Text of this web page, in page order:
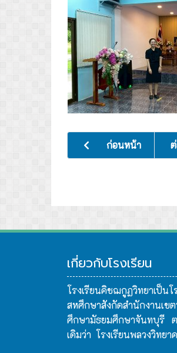
เนื้อหาก่อนหน้า: พิธีบำเ
ก่อนหน้า เ
เกี่ยวกับโรงเรียน
โรงเรียนคิชฌกูฏวิทยาเป็นโ
สหศึกษาสังกัดสำนักงานเข
ศึกษามัธยมศึกษาจันทบุรี
เดิมว่า โรงเรียนพลวงวิทยา